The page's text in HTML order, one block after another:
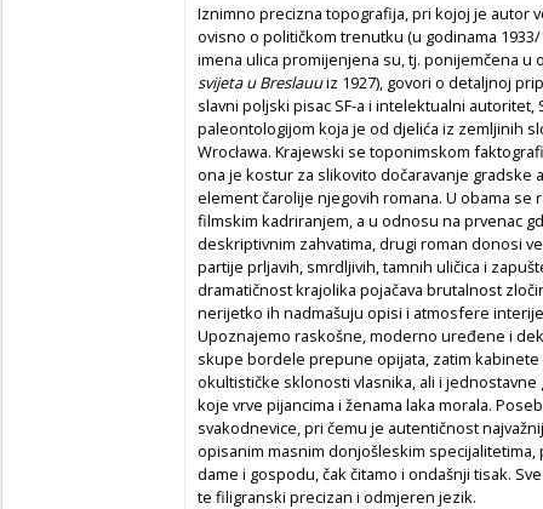
Iznimno precizna topografija, pri kojoj je autor
ovisno o političkom trenutku (u godinama
imena ulica promijenjena su, tj. ponijemčena
svijeta u Breslauuiz 1927), govori o detaljnoj
slavni poljski pisac SF-a i intelektualni autoritet,
paleontologijom koja je od djelića iz zemljinih
Wrocława. Krajewski se toponimskom
ona je kostur za slikovito dočaravanje
element čarolije njegovih romana. U obama
filmskim kadriranjem, a u odnosu na prvenac
deskriptivnim zahvatima, drugi roman donosi
partije prljavih, smrdljivih, tamnih uličica i
dramatičnost krajolika pojačava brutalnost
nerijetko ih nadmašuju opisi i atmosfere
Upoznajemo raskošne, moderno uređene i
skupe bordele prepune opijata, zatim
okultističke sklonosti vlasnika, ali i
koje vrve pijancima i ženama laka morala.
svakodnevice, pri čemu je autentičnost
opisanim masnim donjošleskim
dame i gospodu, čak čitamo i ondašnji tisak.
te filigranski precizan i odmjeren jezik.